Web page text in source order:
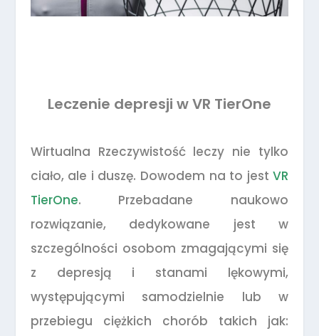
Leczenie depresji w VR TierOne
Wirtualna Rzeczywistość leczy nie tylko
ciało, ale i duszę. Dowodem na to jestVR
TierOne. Przebadane naukowo
rozwiązanie, dedykowane jest w
szczególności osobom zmagającymi się
z depresją i stanami lękowymi,
występującymi samodzielnie lub w
przebiegu ciężkich chorób takich jak: